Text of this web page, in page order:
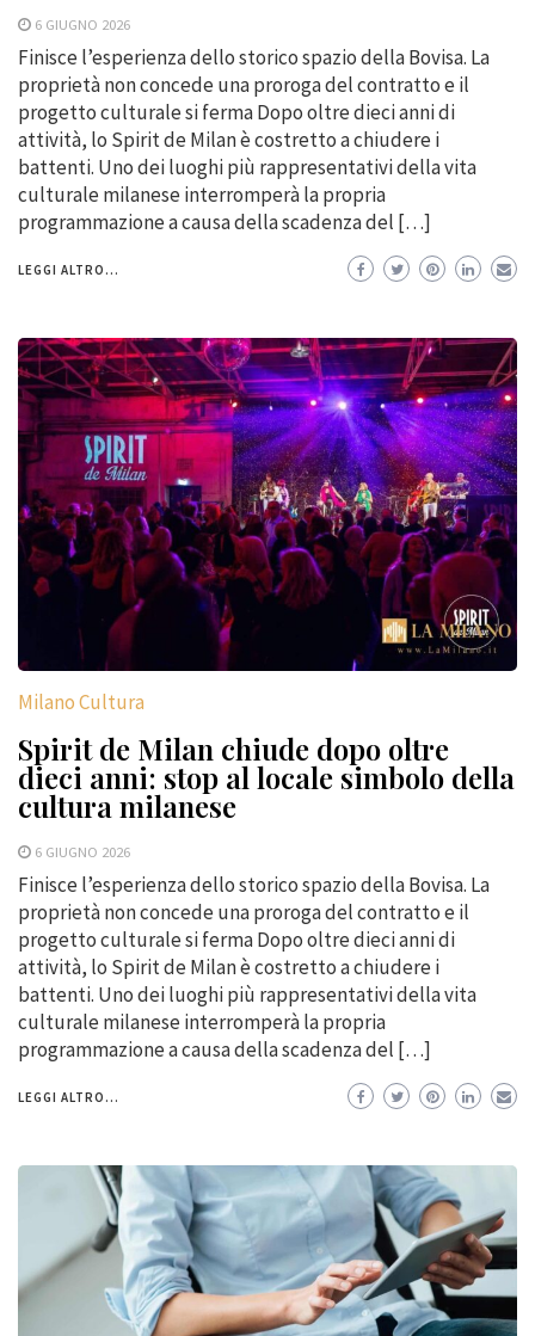
6 GIUGNO 2026
Finisce l’esperienza dello storico spazio della Bovisa. La
proprietà non concede una proroga del contratto e il
progetto culturale si ferma Dopo oltre dieci anni di
attività, lo Spirit de Milan è costretto a chiudere i
battenti. Uno dei luoghi più rappresentativi della vita
culturale milanese interromperà la propria
programmazione a causa della scadenza del […]
LEGGI ALTRO...
Milano Cultura
Spirit de Milan chiude dopo oltre
dieci anni: stop al locale simbolo della
cultura milanese
6 GIUGNO 2026
Finisce l’esperienza dello storico spazio della Bovisa. La
proprietà non concede una proroga del contratto e il
progetto culturale si ferma Dopo oltre dieci anni di
attività, lo Spirit de Milan è costretto a chiudere i
battenti. Uno dei luoghi più rappresentativi della vita
culturale milanese interromperà la propria
programmazione a causa della scadenza del […]
LEGGI ALTRO...